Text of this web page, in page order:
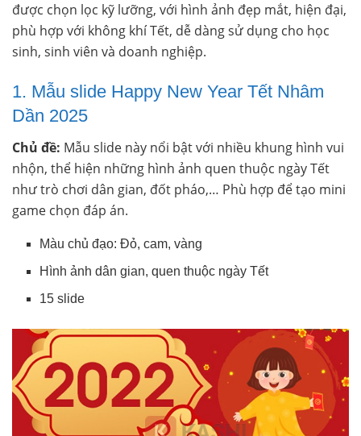
được chọn lọc kỹ lưỡng, với hình ảnh đẹp mắt, hiện đại,
phù hợp với không khí Tết, dễ dàng sử dụng cho học
sinh, sinh viên và doanh nghiệp.
1. Mẫu slide Happy New Year Tết Nhâm
Dần 2025
Chủ đề: Mẫu slide này nổi bật với nhiều khung hình vui
nhộn, thể hiện những hình ảnh quen thuộc ngày Tết
như trò chơi dân gian, đốt pháo,… Phù hợp để tạo mini
game chọn đáp án.
Màu chủ đạo: Đỏ, cam, vàng
Hình ảnh dân gian, quen thuộc ngày Tết
15 slide